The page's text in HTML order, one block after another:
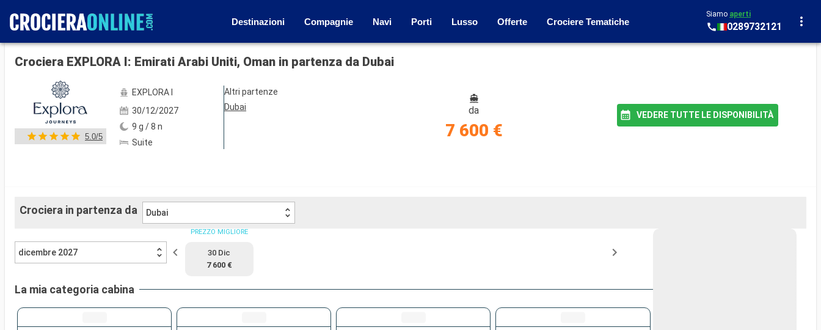
Destinazioni Compagnie Navi Porti Lusso Offerte Crociere Tematiche
Siamo aperti
0289732121
Mostra le altre 88 foto
Crociera EXPLORA I: Emirati Arabi Uniti, Oman in partenza da Dubai
5.0/5
EXPLORA I
30/12/2027
9 g / 8 n
Suite
Altri partenze
Dubai
da
7 600 €
VEDERE TUTTE LE DISPONIBILITÀ
Crociera in partenza da Dubai
dicembre 2027
PREZZO MIGLIORE
30 Dic
7 600 €
La mia categoria cabina